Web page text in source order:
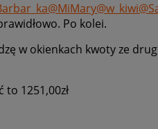
@MiMary@w_kiwi
Po kolei.
w okienkach kwoty ze
1251,00zł